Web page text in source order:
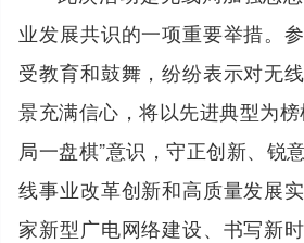
业发展共识的一项重要举措。
受教育和鼓舞，纷纷表示对无
景充满信心，将以先进典型为
局一盘棋”意识，守正创新、锐
线事业改革创新和高质量发展
家新型广电网络建设、书写新